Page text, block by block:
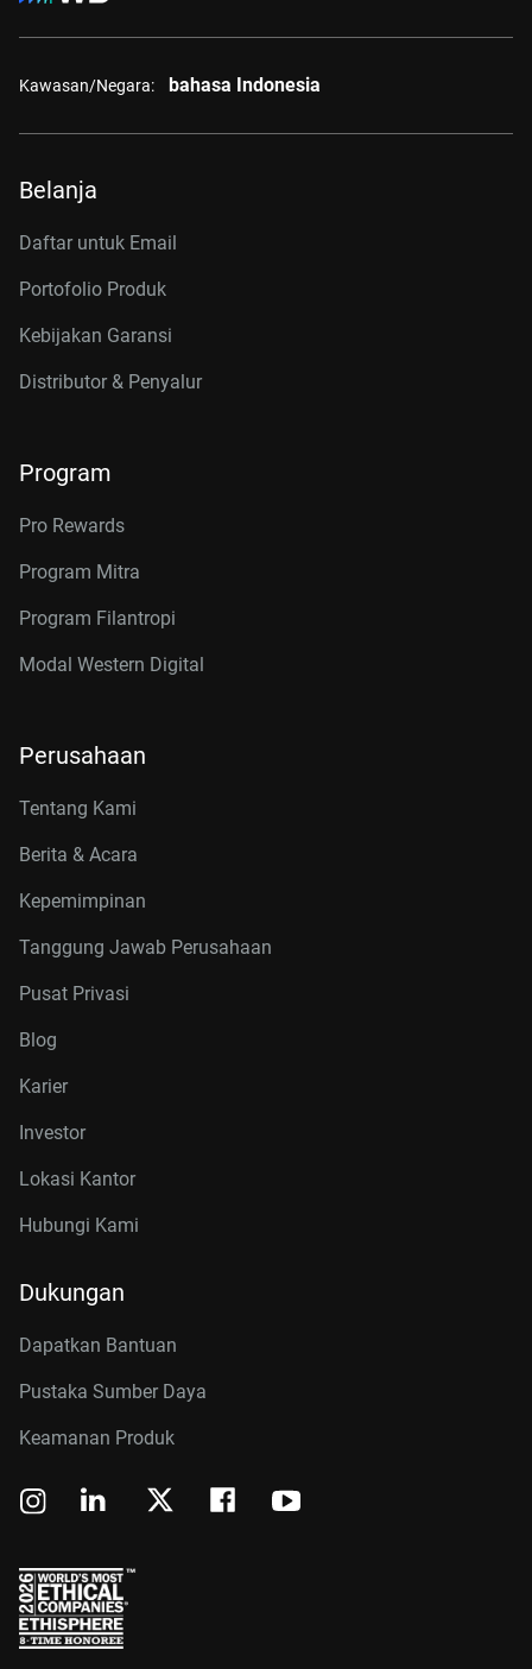
Kawasan/Negara: bahasa Indonesia
Belanja
Daftar untuk Email
Portofolio Produk
Kebijakan Garansi
Distributor & Penyalur
Program
Pro Rewards
Program Mitra
Program Filantropi
Modal Western Digital
Perusahaan
Tentang Kami
Berita & Acara
Kepemimpinan
Tanggung Jawab Perusahaan
Pusat Privasi
Blog
Karier
Investor
Lokasi Kantor
Hubungi Kami
Dukungan
Dapatkan Bantuan
Pustaka Sumber Daya
Keamanan Produk